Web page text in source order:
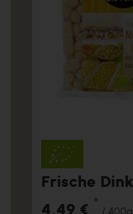
4,49 € *
/ 400g